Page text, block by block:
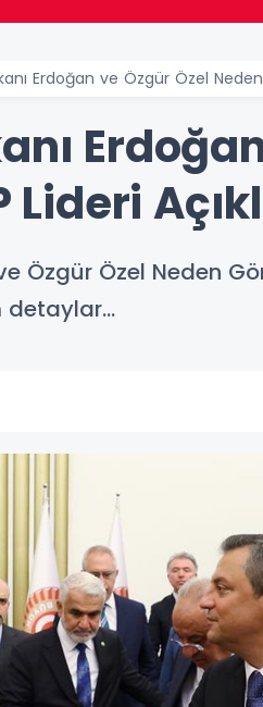
Erdoğan ve Özgür Özel Neden
Lideri
Özgür Özel Neden
detaylar...